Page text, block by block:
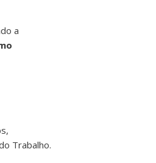
a
Trabalho.